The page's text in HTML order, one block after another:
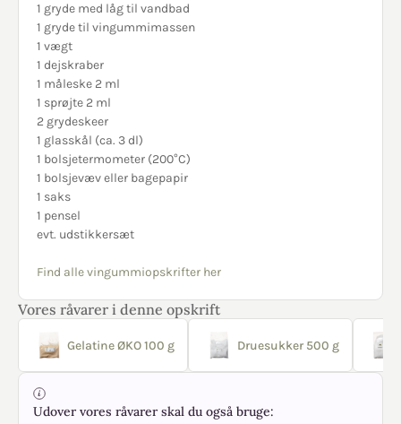
1 gryde med låg til vandbad
1 gryde til vingummimassen
1 vægt
1 dejskraber
1 måleske 2 ml
1 sprøjte 2 ml
2 grydeskeer
1 glasskål (ca. 3 dl)
1 bolsjetermometer (200°C)
1 bolsjevæv eller bagepapir
1 saks
1 pensel
evt. udstikkersæt
Find alle vingummiopskrifter her
Vores råvarer i denne opskrift
Gelatine ØKO 100 g Druesukker 500 g
Udover vores råvarer skal du også bruge: